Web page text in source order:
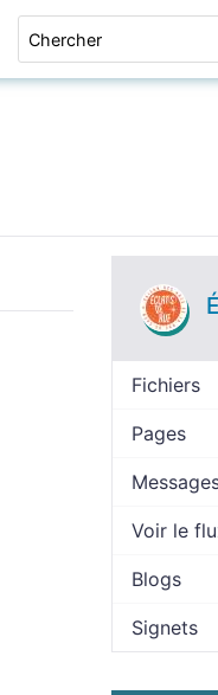
Fichiers
Pages
Voir le
Blogs
Signets